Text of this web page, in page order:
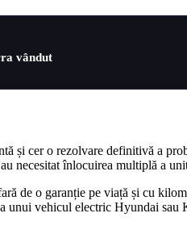
vândut
și cer o rezolvare definitivă a
necesitat înlocuirea multiplă a
de o garanție pe viață și cu
vehicul electric Hyundai sau